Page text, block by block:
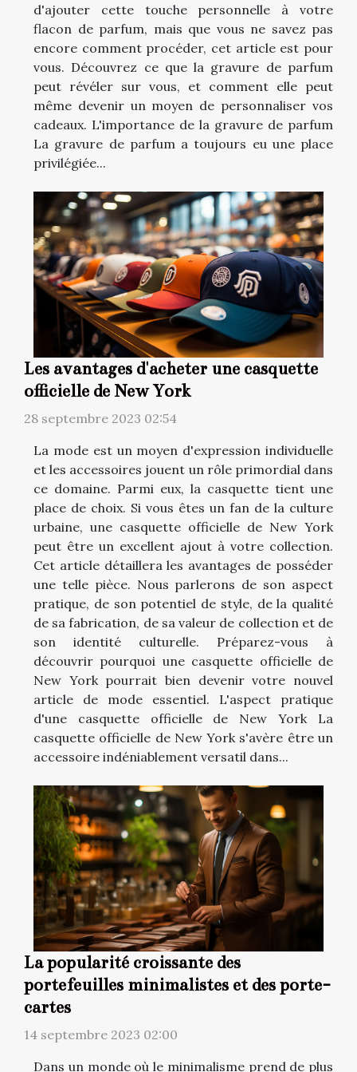
d'ajouter cette touche personnelle à votre
flacon de parfum, mais que vous ne savez pas
encore comment procéder, cet article est pour
vous. Découvrez ce que la gravure de parfum
peut révéler sur vous, et comment elle peut
même devenir un moyen de personnaliser vos
cadeaux. L'importance de la gravure de parfum
La gravure de parfum a toujours eu une place
privilégiée...
Les avantages d'acheter une casquette
officielle de New York
28 septembre 2023 02:54
La mode est un moyen d'expression individuelle
et les accessoires jouent un rôle primordial dans
ce domaine. Parmi eux, la casquette tient une
place de choix. Si vous êtes un fan de la culture
urbaine, une casquette officielle de New York
peut être un excellent ajout à votre collection.
Cet article détaillera les avantages de posséder
une telle pièce. Nous parlerons de son aspect
pratique, de son potentiel de style, de la qualité
de sa fabrication, de sa valeur de collection et de
son identité culturelle. Préparez-vous à
découvrir pourquoi une casquette officielle de
New York pourrait bien devenir votre nouvel
article de mode essentiel. L'aspect pratique
d'une casquette officielle de New York La
casquette officielle de New York s'avère être un
accessoire indéniablement versatil dans...
La popularité croissante des
portefeuilles minimalistes et des porte-
cartes
14 septembre 2023 02:00
Dans un monde où le minimalisme prend de plus